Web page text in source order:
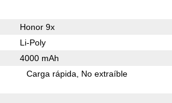
Honor 9x
Li-Poly
4000 mAh
Carga rápida No extraíble